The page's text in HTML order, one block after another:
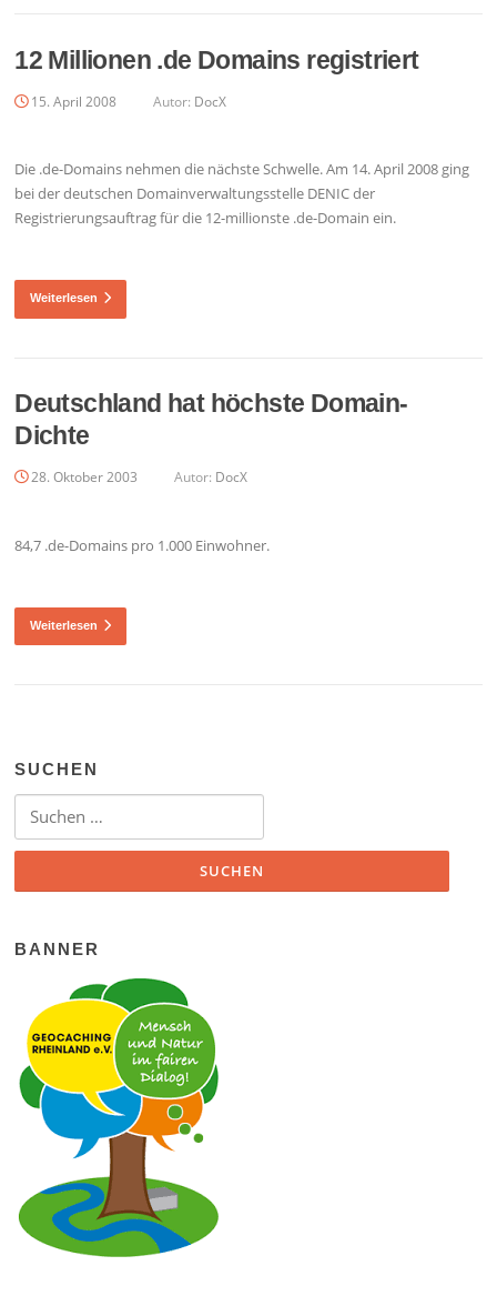
12 Millionen .de Domains registriert
15. April 2008 Autor: DocX
Die .de-Domains nehmen die nächste Schwelle. Am 14. April 2008 ging
bei der deutschen Domainverwaltungsstelle DENIC der
Registrierungsauftrag für die 12-millionste .de-Domain ein.
Weiterlesen
Deutschland hat höchste Domain-
Dichte
28. Oktober 2003 Autor: DocX
84,7 .de-Domains pro 1.000 Einwohner.
Weiterlesen
SUCHEN
Suchen nach:
BANNER